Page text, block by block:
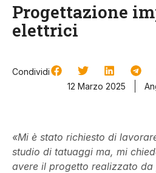
Progettazione
elettrici
Condividi
12 Marzo 2025
«Mi è stato richiesto di
studio di tatuaggi ma, mi
avere il progetto realizzato da